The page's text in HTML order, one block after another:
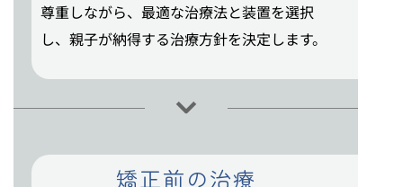
尊重しながら、最適な治療法と装置を選択
し、親子が納得する治療方針を決定します。
矯正前の治療